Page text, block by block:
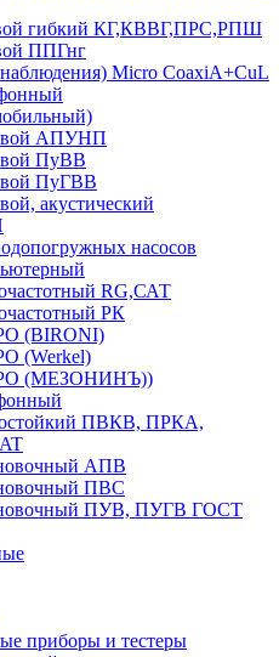
гибкий КГ,КВВГ,ПРС,РПШ
ППГнг
Micro CoaxiA+CuL
АПУНП
ПуВВ
ПуГВВ
акустический
насосов
RG,САТ
РК
(BIRONI)
(Werkel)
(МЕЗОНИНЪ))
ПВКВ, ПРКА,
АПВ
ПВС
ПУВ, ПУГВ ГОСТ
приборы и тестеры